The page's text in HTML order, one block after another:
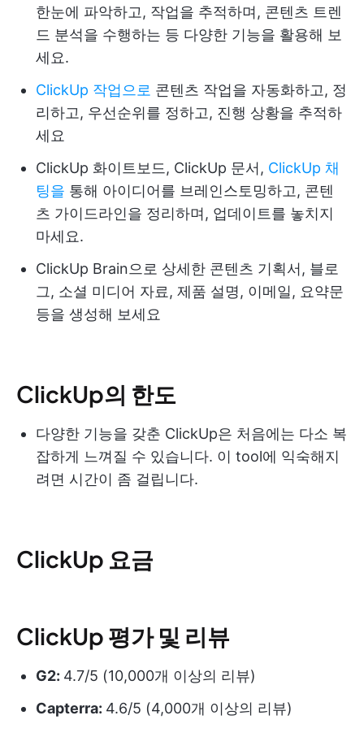
한눈에 파악하고, 작업을 추적하며, 콘텐츠 트렌
드 분석을 수행하는 등 다양한 기능을 활용해 보
세요.
ClickUp 작업으로 콘텐츠 작업을 자동화하고, 정
리하고, 우선순위를 정하고, 진행 상황을 추적하
세요
ClickUp 화이트보드, ClickUp 문서, ClickUp 채
팅을 통해 아이디어를 브레인스토밍하고, 콘텐
츠 가이드라인을 정리하며, 업데이트를 놓치지
마세요.
ClickUp Brain으로 상세한 콘텐츠 기획서, 블로
그, 소셜 미디어 자료, 제품 설명, 이메일, 요약문
등을 생성해 보세요
ClickUp의 한도
다양한 기능을 갖춘 ClickUp은 처음에는 다소 복
잡하게 느껴질 수 있습니다. 이 tool에 익숙해지
려면 시간이 좀 걸립니다.
ClickUp 요금
ClickUp 평가 및 리뷰
G2: 4.7/5 (10,000개 이상의 리뷰)
Capterra: 4.6/5 (4,000개 이상의 리뷰)